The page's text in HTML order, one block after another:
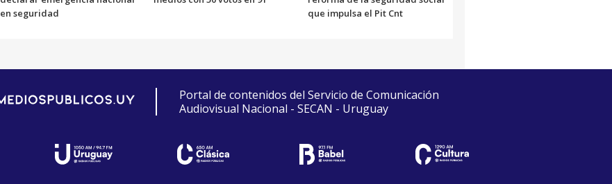
en seguridad
que impulsa el Pit Cnt
Portal de contenidos del Servicio de Comunicación
Audiovisual Nacional - SECAN - Uruguay